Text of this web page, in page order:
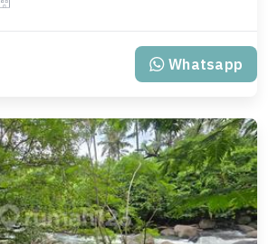
Whatsapp